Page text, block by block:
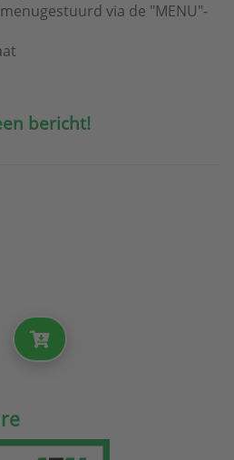
via de "MENU"-
bericht!